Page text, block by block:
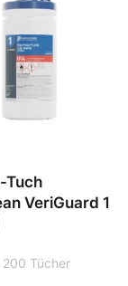
Tuch
VeriGuard 1
200 Tücher